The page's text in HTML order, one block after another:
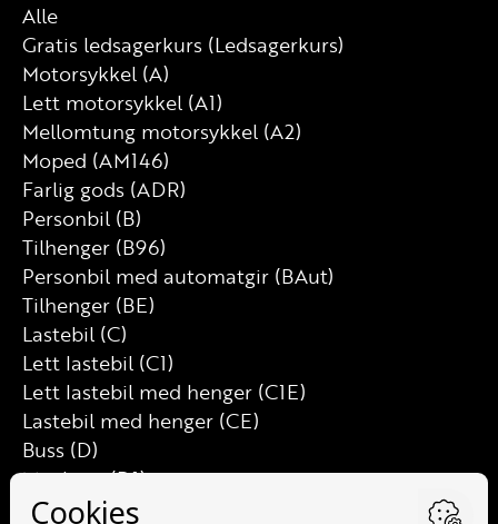
Alle
Gratis ledsagerkurs (Ledsagerkurs)
Motorsykkel (A)
Lett motorsykkel (A1)
Mellomtung motorsykkel (A2)
Moped (AM146)
Farlig gods (ADR)
Personbil (B)
Tilhenger (B96)
Personbil med automatgir (BAut)
Tilhenger (BE)
Lastebil (C)
Lett lastebil (C1)
Lett lastebil med henger (C1E)
Lastebil med henger (CE)
Buss (D)
Minibuss (D1)
Minibuss med henger (D1E)